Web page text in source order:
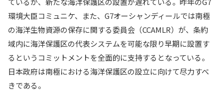
環境大臣コミュニケ、また、G7オーシャンディールでは南極
の海洋生物資源の保存に関する委員会（CCAMLR）が、条約
域内に海洋保護区の代表システムを可能な限り早期に設置す
るというコミットメントを全面的に支持するとなっている。
日本政府は南極における海洋保護区の設立に向けて尽力すべ
きである。